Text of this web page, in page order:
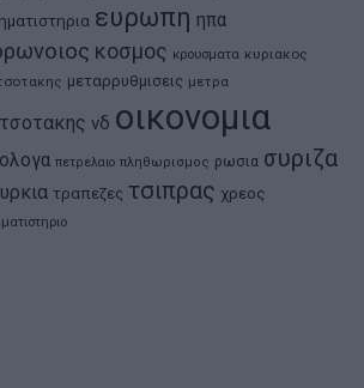
ευρωπη ηπα
κοσμος κρουσματα κυριακος
μεταρρυθμισεις μετρα
νδ οικονομια
πετρελαιο πληθωρισμος ρωσια συριζα
τραπεζες τσιπρας χρεος